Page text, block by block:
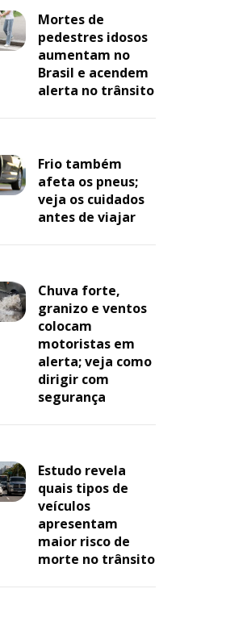
Mortes de
pedestres idosos
aumentam no
Brasil e acendem
alerta no trânsito
Frio também
afeta os pneus;
veja os cuidados
antes de viajar
Chuva forte,
granizo e ventos
colocam
motoristas em
alerta; veja como
dirigir com
segurança
Estudo revela
quais tipos de
veículos
apresentam
maior risco de
morte no trânsito